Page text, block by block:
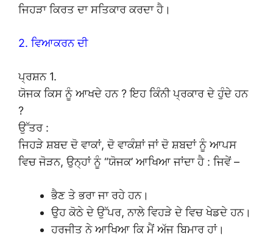
ਜਿਹੜਾ ਕਿਰਤ ਦਾ ਸਤਿਕਾਰ ਕਰਦਾ ਹੈ।
2. ਵਿਆਕਰਨ ਦੀ
ਪ੍ਰਸ਼ਨ 1.
ਯੋਜਕ ਕਿਸ ਨੂੰ ਆਖਦੇ ਹਨ ? ਇਹ ਕਿੰਨੀ ਪ੍ਰਕਾਰ ਦੇ ਹੁੰਦੇ ਹਨ
?
ਉੱਤਰ :
ਜਿਹੜੇ ਸ਼ਬਦ ਦੋ ਵਾਕਾਂ, ਦੋ ਵਾਕੰਸ਼ਾਂ ਜਾਂ ਦੋ ਸ਼ਬਦਾਂ ਨੂੰ ਆਪਸ
ਵਿਚ ਜੋੜਨ, ਉਨ੍ਹਾਂ ਨੂੰ “ਯੋਜਕ’ ਆਖਿਆ ਜਾਂਦਾ ਹੈ : ਜਿਵੇਂ –
ਭੈਣ ਤੇ ਭਰਾ ਜਾ ਰਹੇ ਹਨ।
ਉਹ ਕੋਠੇ ਦੇ ਉੱਪਰ, ਨਾਲੇ ਵਿਹੜੇ ਦੇ ਵਿਚ ਖੇਡਦੇ ਹਨ।
ਹਰਜੀਤ ਨੇ ਆਖਿਆ ਕਿ ਮੈਂ ਅੱਜ ਬਿਮਾਰ ਹਾਂ।